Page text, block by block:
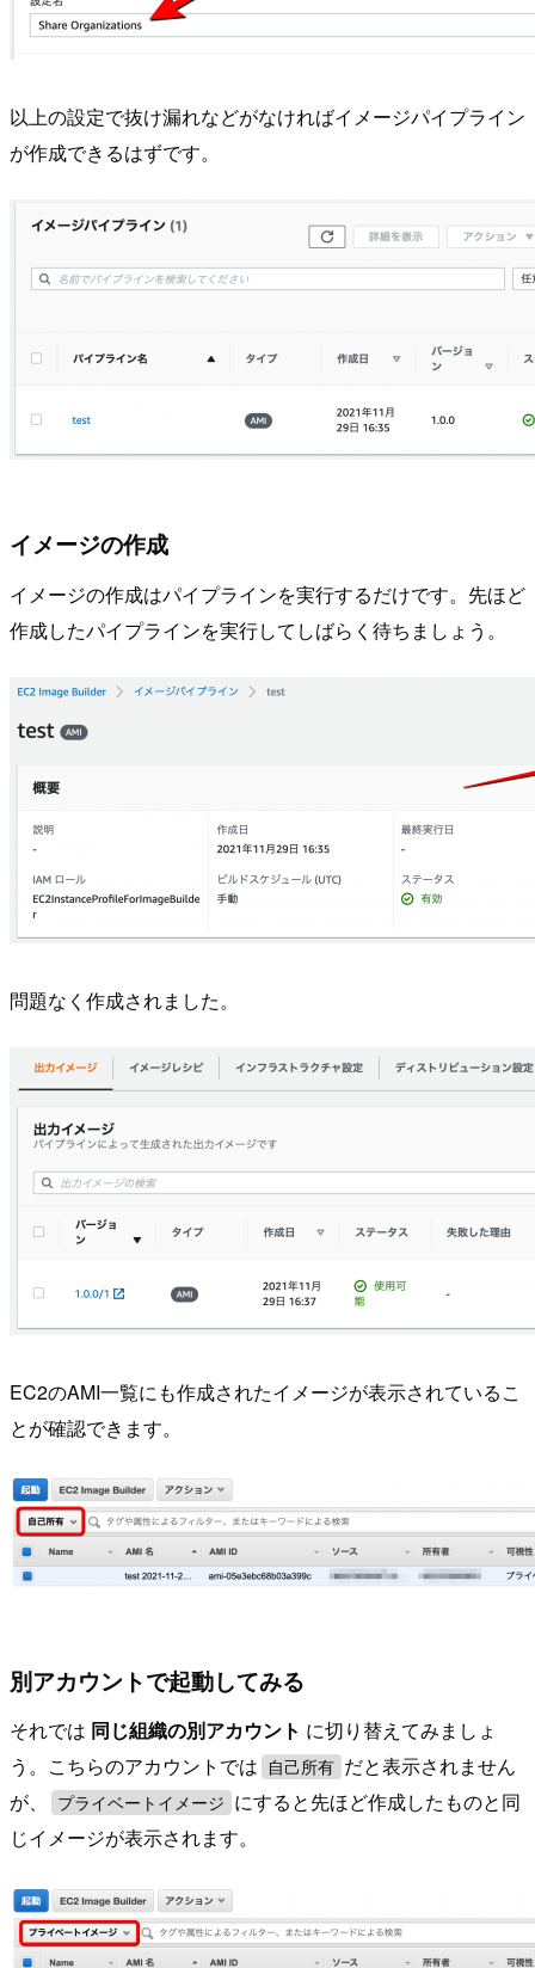
以上の設定で抜け漏れなどがなければイメージパイプライン
が作成できるはずです。
イメージの作成
イメージの作成はパイプラインを実行するだけです。先ほど
作成したパイプラインを実行してしばらく待ちましょう。
問題なく作成されました。
EC2のAMI一覧にも作成されたイメージが表示されているこ
とが確認できます。
別アカウントで起動してみる
それでは 同じ組織の別アカウント に切り替えてみましょ
う。こちらのアカウントでは
自己所有 だと表示されません
が、
プライベートイメージ
にすると先ほど作成したものと同
じイメージが表示されます。